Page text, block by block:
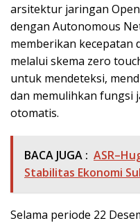
arsitektur jaringan
dengan Autonomous
memberikan kecepatan
melalui skema zero
untuk mendeteksi,
dan memulihkan fungsi
otomatis.
BACA JUGA :
Stabilitas Ekonomi
Selama periode 22